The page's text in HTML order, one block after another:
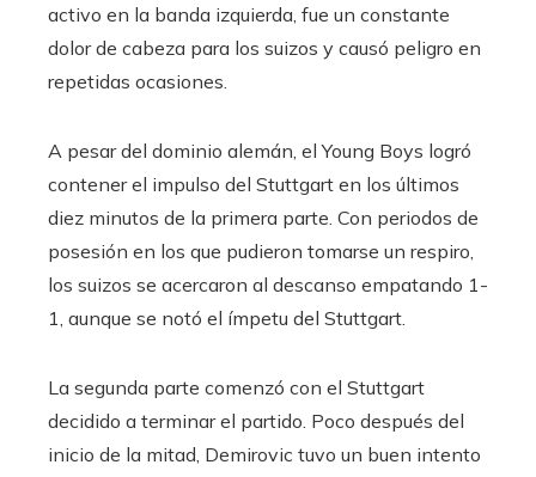
activo en la banda izquierda, fue un constante
dolor de cabeza para los suizos y causó peligro en
repetidas ocasiones.
A pesar del dominio alemán, el Young Boys logró
contener el impulso del Stuttgart en los últimos
diez minutos de la primera parte. Con periodos de
posesión en los que pudieron tomarse un respiro,
los suizos se acercaron al descanso empatando 1-
1, aunque se notó el ímpetu del Stuttgart.
La segunda parte comenzó con el Stuttgart
decidido a terminar el partido. Poco después del
inicio de la mitad, Demirovic tuvo un buen intento